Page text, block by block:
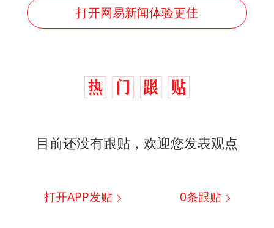
打开网易新闻体验更佳
目前还没有跟贴，欢迎您发表观点
打开APP发贴 0条跟贴